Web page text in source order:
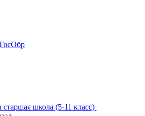
старшая школа (5-11 класс)